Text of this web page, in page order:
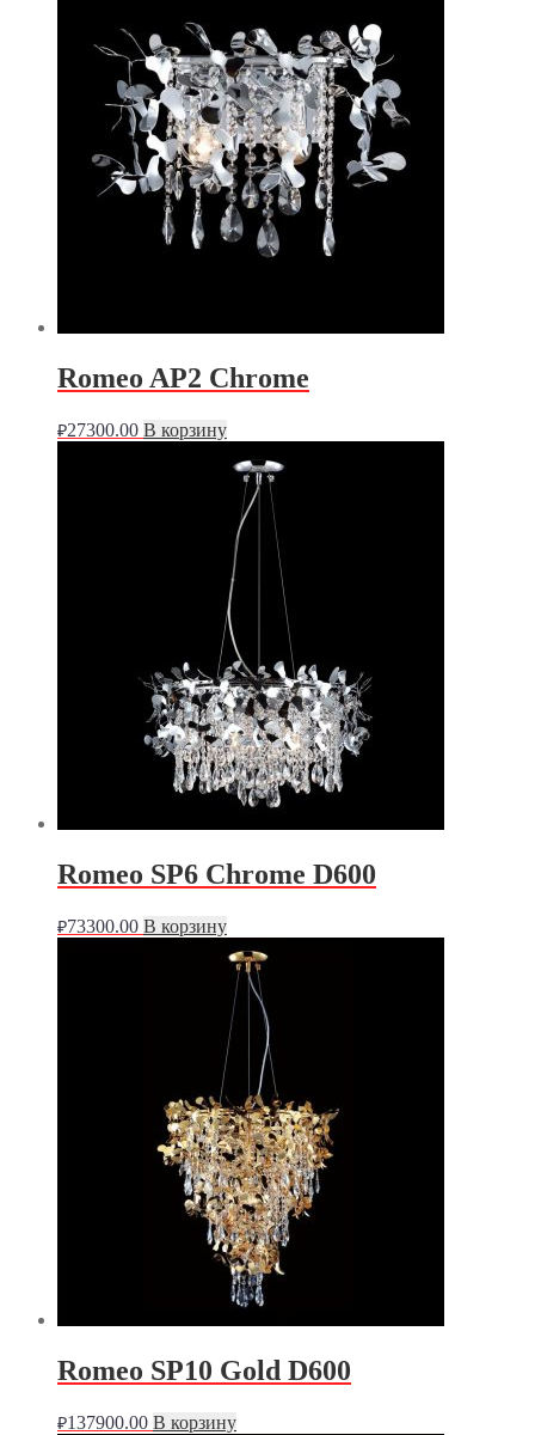
Romeo AP2 Chrome
₽27300.00 В корзину
Romeo SP6 Chrome D600
₽73300.00 В корзину
Romeo SP10 Gold D600
₽137900.00 В корзину